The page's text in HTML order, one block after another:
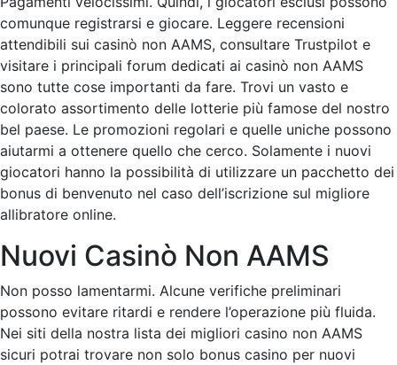
comunque registrarsi e giocare. Leggere recensioni
attendibili sui casinò non AAMS, consultare Trustpilot e
visitare i principali forum dedicati ai casinò non AAMS
sono tutte cose importanti da fare. Trovi un vasto e
colorato assortimento delle lotterie più famose del nostro
bel paese. Le promozioni regolari e quelle uniche possono
aiutarmi a ottenere quello che cerco. Solamente i nuovi
giocatori hanno la possibilità di utilizzare un pacchetto dei
bonus di benvenuto nel caso dell’iscrizione sul migliore
allibratore online.
Nuovi Casinò Non AAMS
Non posso lamentarmi. Alcune verifiche preliminari
possono evitare ritardi e rendere l’operazione più fluida.
Nei siti della nostra lista dei migliori casino non AAMS
sicuri potrai trovare non solo bonus casino per nuovi